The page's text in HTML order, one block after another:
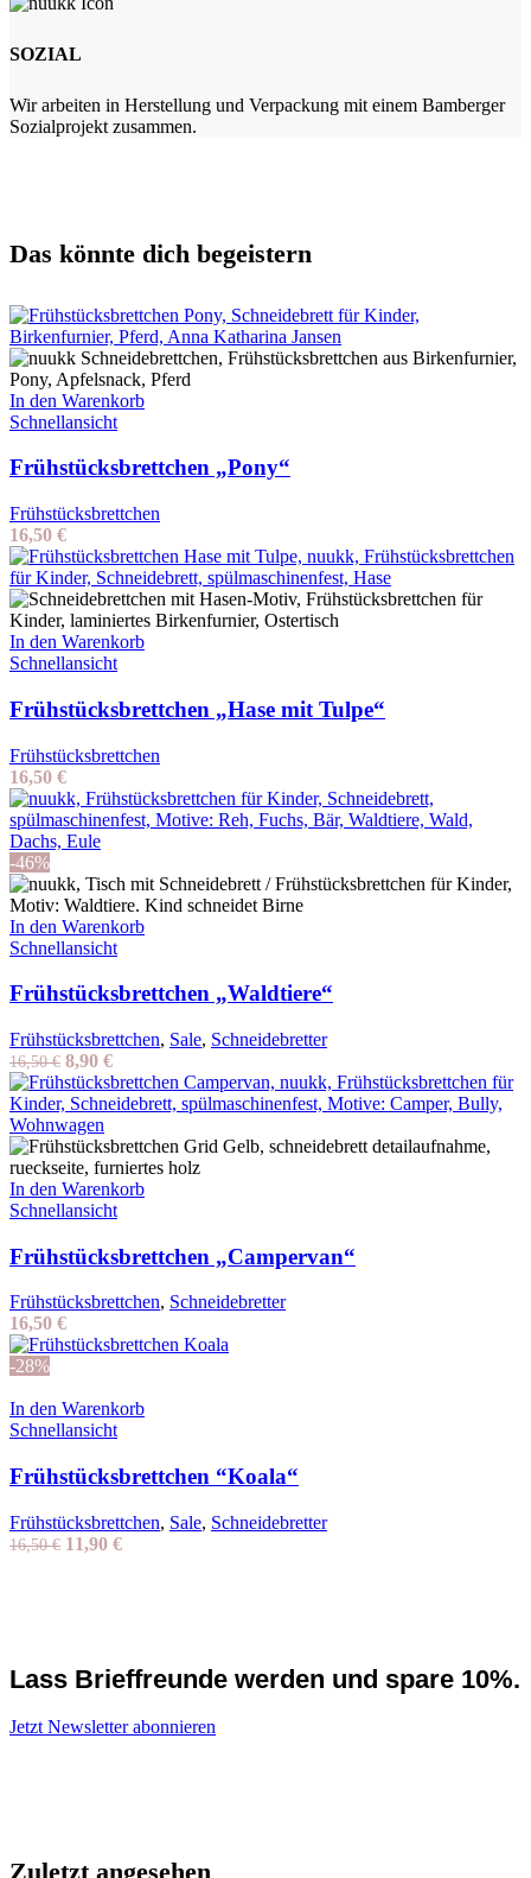
SOZIAL
Wir arbeiten in Herstellung und Verpackung mit einem Bamberger
Sozialprojekt zusammen.
Das könnte dich begeistern
In den Warenkorb
Schnellansicht
Frühstücksbrettchen „Pony“
Frühstücksbrettchen
16,50 €
In den Warenkorb
Schnellansicht
Frühstücksbrettchen „Hase mit Tulpe“
Frühstücksbrettchen
16,50 €
-46%
In den Warenkorb
Schnellansicht
Frühstücksbrettchen „Waldtiere“
Frühstücksbrettchen, Sale, Schneidebretter
16,50€ Ursprünglicher
Preis
war:
16,50 €
8,90 €Aktueller
Preis
ist:
In den Warenkorb
Schnellansicht
Frühstücksbrettchen „Campervan“
Frühstücksbrettchen, Schneidebretter
16,50 €
-28%
In den Warenkorb
Schnellansicht
Frühstücksbrettchen “Koala“
Frühstücksbrettchen, Sale, Schneidebretter
16,50€ Ursprünglicher
11,90 €Aktueller
Lass Brieffreunde werden und spare 10%.
Jetzt Newsletter abonnieren
Zuletzt angesehen